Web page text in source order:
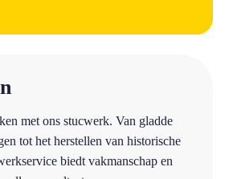
met ons stucwerk. Van gladde
tot het herstellen van historische
biedt vakmanschap en